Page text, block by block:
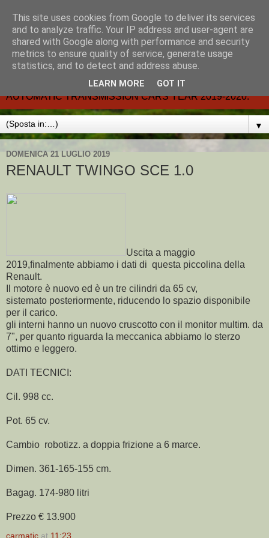
CARMATIC-®-All about
automatic cars.
Dal 2002- email.-marcvent@inwind.it.- NEW BOOK-
AUTOMATIC TRANSMISSION CARS YEAR 2019-2020.
▼
DOMENICA 21 LUGLIO 2019
RENAULT TWINGO SCE 1.0
Uscita a maggio
2019,finalmente abbiamo i dati di questa piccolina della
Renault.
Il motore è nuovo ed è un tre cilindri da 65 cv,
sistemato posteriormente, riducendo lo spazio disponibile
per il carico.
gli interni hanno un nuovo cruscotto con il monitor multim. da
7", per quanto riguarda la meccanica abbiamo lo sterzo
ottimo e leggero.
DATI TECNICI:
Cil. 998 cc.
Pot. 65 cv.
Cambio robotizz. a doppia frizione a 6 marce.
Dimen. 361-165-155 cm.
Bagag. 174-980 litri
Prezzo € 13.900
carmatic at 11:23
This site uses cookies from Google to deliver its services
and to analyze traffic. Your IP address and user-agent are
shared with Google along with performance and security
metrics to ensure quality of service, generate usage
statistics, and to detect and address abuse.
LEARN MORE GOT IT